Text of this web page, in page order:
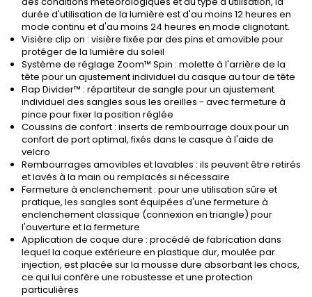
durée d'utilisation de la lumière est d'au moins 12 heures en
mode continu et d'au moins 24 heures en mode clignotant.
Visière clip on : visière fixée par des pins et amovible pour
protéger de la lumière du soleil
Système de réglage Zoom™ Spin : molette à l'arrière de la
tête pour un ajustement individuel du casque au tour de tête
Flap Divider™ : répartiteur de sangle pour un ajustement
individuel des sangles sous les oreilles - avec fermeture à
pince pour fixer la position réglée
Coussins de confort : inserts de rembourrage doux pour un
confort de port optimal, fixés dans le casque à l'aide de
velcro
Rembourrages amovibles et lavables : ils peuvent être retirés
et lavés à la main ou remplacés si nécessaire
Fermeture à enclenchement : pour une utilisation sûre et
pratique, les sangles sont équipées d'une fermeture à
enclenchement classique (connexion en triangle) pour
l'ouverture et la fermeture
Application de coque dure : procédé de fabrication dans
lequel la coque extérieure en plastique dur, moulée par
injection, est placée sur la mousse dure absorbant les chocs,
ce qui lui confère une robustesse et une protection
particulières